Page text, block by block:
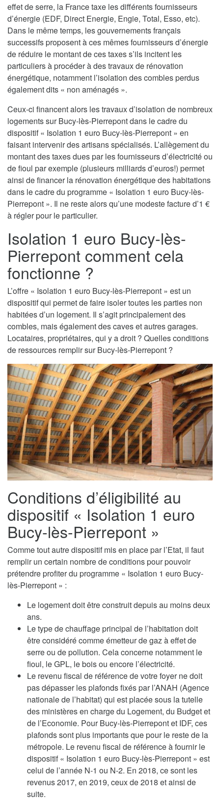
effet de serre, la France taxe les différents fournisseurs
d’énergie (EDF, Direct Energie, Engie, Total, Esso, etc).
Dans le même temps, les gouvernements français
successifs proposent à ces mêmes fournisseurs d’énergie
de réduire le montant de ces taxes s’ils incitent les
particuliers à procéder à des travaux de rénovation
énergétique, notamment l’isolation des combles perdus
également dits « non aménagés ».
Ceux-ci financent alors les travaux d’isolation de nombreux
logements sur Bucy-lès-Pierrepont dans le cadre du
dispositif « Isolation 1 euro Bucy-lès-Pierrepont » en
faisant intervenir des artisans spécialisés. L’allègement du
montant des taxes dues par les fournisseurs d’électricité ou
de fioul par exemple (plusieurs milliards d’euros!) permet
ainsi de financer la rénovation énergétique des habitations
dans le cadre du programme « Isolation 1 euro Bucy-lès-
Pierrepont ». Il ne reste alors qu’une modeste facture d’1 €
à régler pour le particulier.
Isolation 1 euro Bucy-lès-
Pierrepont comment cela
fonctionne ?
L’offre « Isolation 1 euro Bucy-lès-Pierrepont » est un
dispositif qui permet de faire isoler toutes les parties non
habitées d’un logement. Il s’agit principalement des
combles, mais également des caves et autres garages.
Locataires, propriétaires, qui y a droit ? Quelles conditions
de ressources remplir sur Bucy-lès-Pierrepont ?
Conditions d’éligibilité au
dispositif « Isolation 1 euro
Bucy-lès-Pierrepont »
Comme tout autre dispositif mis en place par l’Etat, il faut
remplir un certain nombre de conditions pour pouvoir
prétendre profiter du programme « Isolation 1 euro Bucy-
lès-Pierrepont » :
Le logement doit être construit depuis au moins deux
ans.
Le type de chauffage principal de l’habitation doit
être considéré comme émetteur de gaz à effet de
serre ou de pollution. Cela concerne notamment le
fioul, le GPL, le bois ou encore l’électricité.
Le revenu fiscal de référence de votre foyer ne doit
pas dépasser les plafonds fixés par l’ANAH (Agence
nationale de l’habitat) qui est placée sous la tutelle
des ministères en charge du Logement, du Budget et
de l’Economie. Pour Bucy-lès-Pierrepont et IDF, ces
plafonds sont plus importants que pour le reste de la
métropole. Le revenu fiscal de référence à fournir le
dispositif « Isolation 1 euro Bucy-lès-Pierrepont » est
celui de l’année N-1 ou N-2. En 2018, ce sont les
revenus 2017, en 2019, ceux de 2018 et ainsi de
suite.